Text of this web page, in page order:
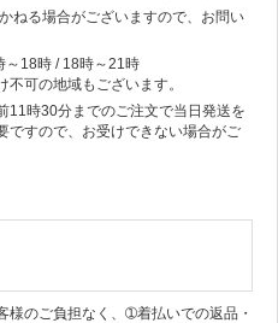
ねる場合がございますので、お問い
～18時 / 18時～21時
可の地域もございます。
時30分までのご注文で当日発送を
ですので、お受けできない場合がご
様のご負担なく、➀着払いでの返品・